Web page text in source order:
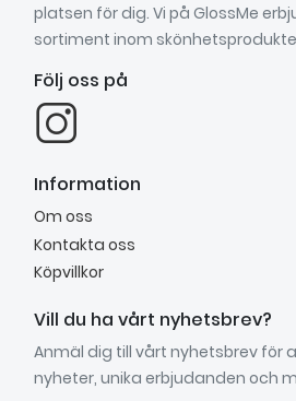
platsen för dig. Vi på GlossMe
sortiment inom
Följ oss på
Information
Om oss
Kontakta oss
Köpvillkor
Vill du ha vårt nyhetsbrev?
Anmäl dig till vårt nyhetsbrev för
nyheter, unika erbjudanden och